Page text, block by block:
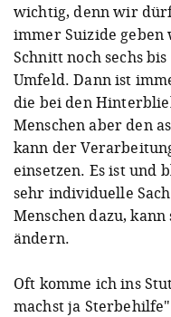
wichtig, denn wir
immer Suizide
Schnitt noch sechs
Umfeld. Dann ist
die bei den
Menschen aber den
kann der
einsetzen. Es ist und
sehr individuelle
Menschen dazu,
ändern.
Oft komme ich ins
machst ja